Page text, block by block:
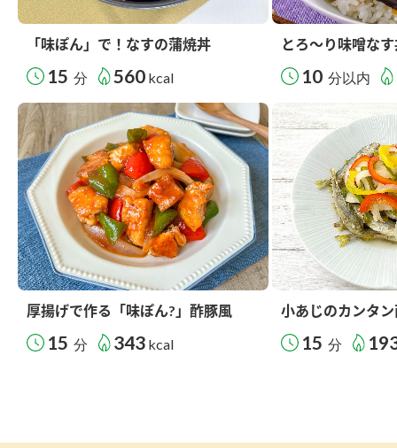
「味ぽん」で！なすの蒲焼丼
15 分 560 kcal
とろ～り味噌な
10 分以内
厚揚げで作る「味ぽん?」酢豚風
15 分 343 kcal
小あじのカンタ
15 分